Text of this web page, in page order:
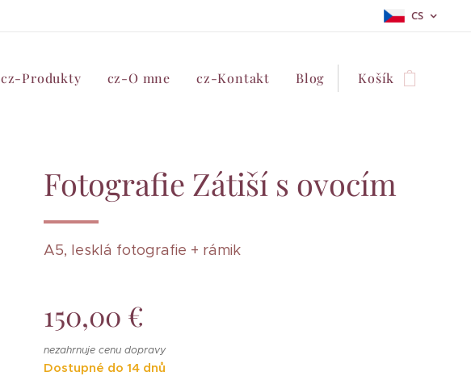
CS
cz-Produkty cz-O mne cz-Kontakt Blog Košík
Fotografie Zátiší s ovocím
A5, lesklá fotografie + rámik
150,00 €
nezahrnuje cenu dopravy
Dostupné do 14 dnů